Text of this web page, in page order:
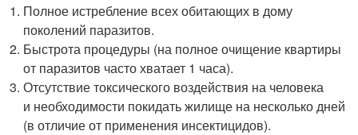
Полное истребление всех обитающих в дому
поколений паразитов.
Быстрота процедуры (на полное очищение квартиры
от паразитов часто хватает 1 часа).
Отсутствие токсического воздействия на человека
и необходимости покидать жилище на несколько дней
(в отличие от применения инсектицидов).